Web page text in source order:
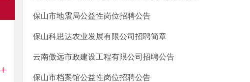
保山市地震局公益性岗位招聘公告
保山科思达农业发展有限公司招聘简章
云南傲远市政建设工程有限公司招聘公告
保山市档案馆公益性岗位招聘公告